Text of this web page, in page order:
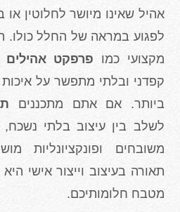
אהיל שאינו מיושר לחלוטין או
לפגוע במראה של החלל כולו.
מקצועי כמו פרפקט אהילים
קפדני ובלתי מתפשר על
ביותר. אם אתם מתכננים
לשלב בין עיצוב בלתי נשכח,
משובחים ופונקציונליות
תאורה בעיצוב וייצור אישי
מטבח חלומותיכם.